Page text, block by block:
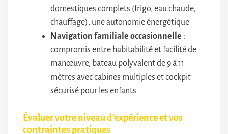
domestiques complets (frigo, eau chaude,
chauffage), une autonomie énergétique
Navigation familiale occasionnelle :
compromis entre habitabilité et facilité de
manœuvre, bateau polyvalent de 9 à 11
mètres avec cabines multiples et cockpit
sécurisé pour les enfants
Évaluer votre niveau d’expérience et vos
contraintes pratiques